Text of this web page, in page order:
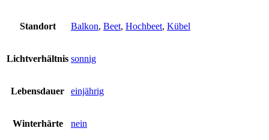
Standort Balkon, Beet, Hochbeet, Kübel
Lichtverhältnis sonnig
Lebensdauer einjährig
Winterhärte nein